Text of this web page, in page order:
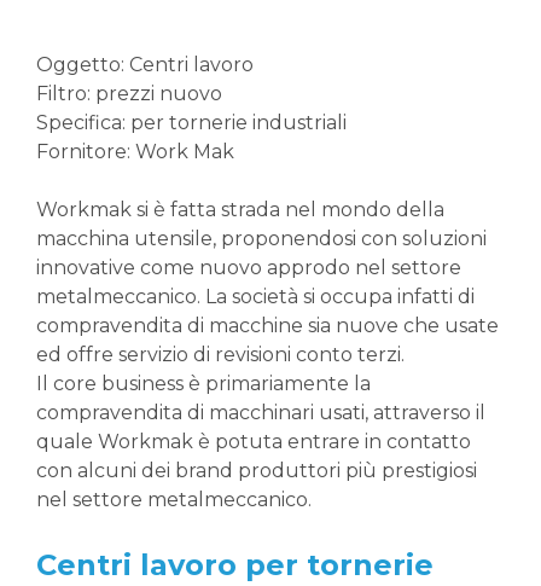
Oggetto: Centri lavoro
Filtro: prezzi nuovo
Specifica: per tornerie industriali
Fornitore: Work Mak
Workmak si è fatta strada nel mondo della
macchina utensile, proponendosi con soluzioni
innovative come nuovo approdo nel settore
metalmeccanico. La società si occupa infatti di
compravendita di macchine sia nuove che usate
ed offre servizio di revisioni conto terzi.
Il core business è primariamente la
compravendita di macchinari usati, attraverso il
quale Workmak è potuta entrare in contatto
con alcuni dei brand produttori più prestigiosi
nel settore metalmeccanico.
Centri lavoro per tornerie